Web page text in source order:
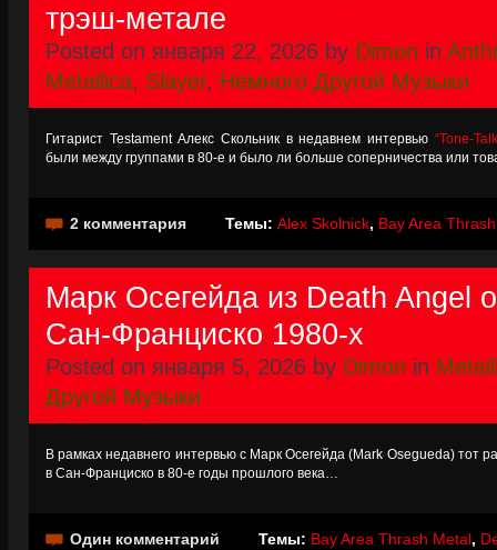
трэш-метале
Posted on января 22, 2026 by Dimon in
Metallica, Slayer, Немного Другой Музыки
Гитарист Testament Алекс Скольник в недавнем интервью “Tone-
были между группами в 80-е и было ли больше соперничества или
2 комментария Темы: Alex Skolnick, Bay Area
Марк Осегейда из Death Angel
Сан-Франциско 1980-х
Posted on января 5, 2026 by Dimon in
Другой Музыки
В рамках недавнего интервью с Марк Осегейда (Mark Osegueda) тот
в Сан-Франциско в 80-е годы прошлого века…
Один комментарий Темы: Bay Area Thrash Metal,